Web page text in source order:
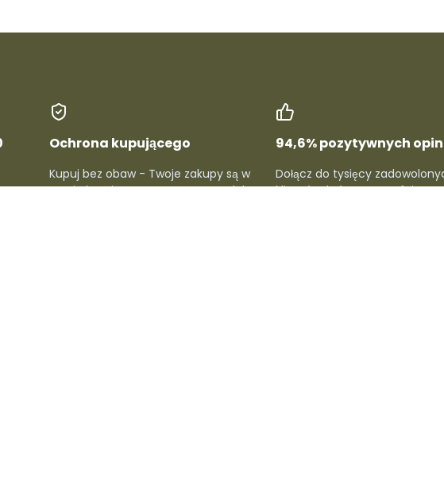
Ochrona kupującego
Kupuj bez obaw - Twoje zakupy są w
pełni chronione, a proces zwrotu lub
94,6% pozytywnych
Dołącz do tysięcy
klientów, którzy nam ufają.